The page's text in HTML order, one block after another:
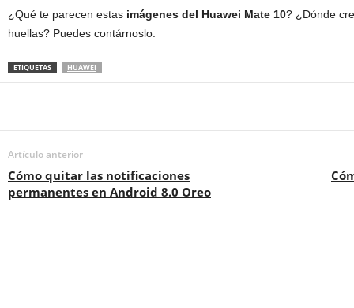
¿Qué te parecen estas imágenes del Huawei Mate 10? ¿Dónde
huellas? Puedes contárnoslo.
ETIQUETAS HUAWEI
Artículo anterior
Cómo quitar las notificaciones
permanentes en Android 8.0 Oreo